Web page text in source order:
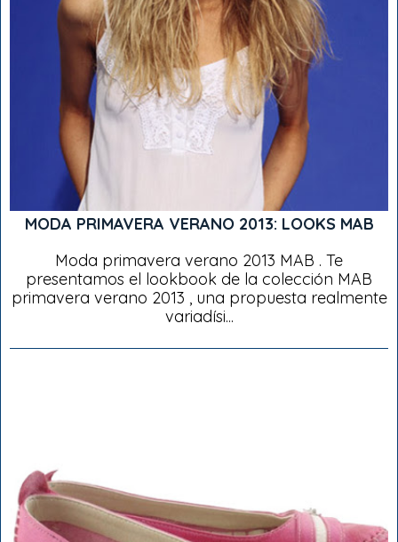
MODA PRIMAVERA VERANO 2013: LOOKS MAB
Moda primavera verano 2013 MAB . Te
presentamos el lookbook de la colección MAB
primavera verano 2013 , una propuesta realmente
variadísi...